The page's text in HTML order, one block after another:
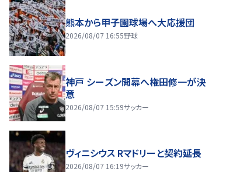
熊本から甲子園球場へ大応援団
2026/08/07 16:55野球
神戸 シーズン開幕へ権田修一が決
意
2026/08/07 15:59サッカー
ヴィニシウス Rマドリーと契約延長
2026/08/07 16:19サッカー